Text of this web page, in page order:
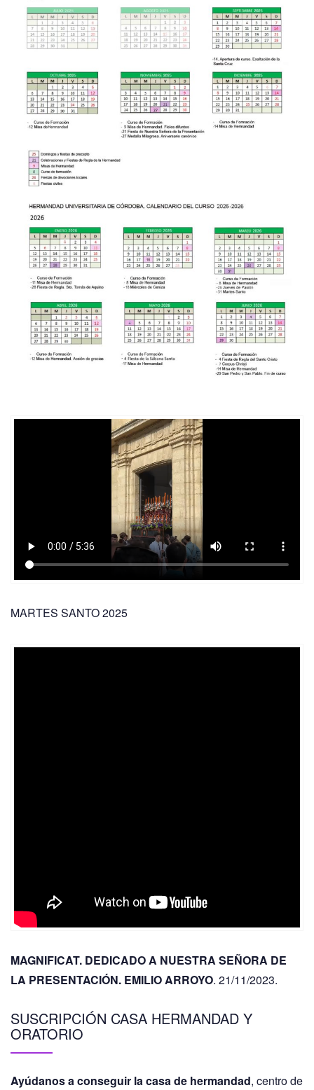
MARTES SANTO 2025
MAGNIFICAT. DEDICADO A NUESTRA SEÑORA DE
LA PRESENTACIÓN. EMILIO ARROYO. 21/11/2023.
SUSCRIPCIÓN CASA HERMANDAD Y
ORATORIO
Ayúdanos a conseguir la casa de hermandad, centro de